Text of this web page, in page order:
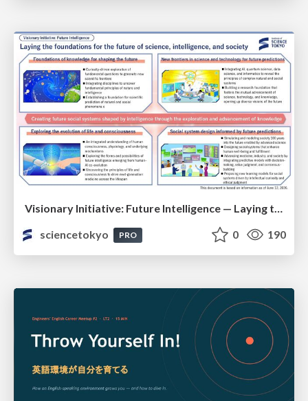
Visionary Initiative: Future Intelligence — Laying the foundations for the future of science, intelligence, and society | Science Tokyo
sciencetokyo
PRO 0 190